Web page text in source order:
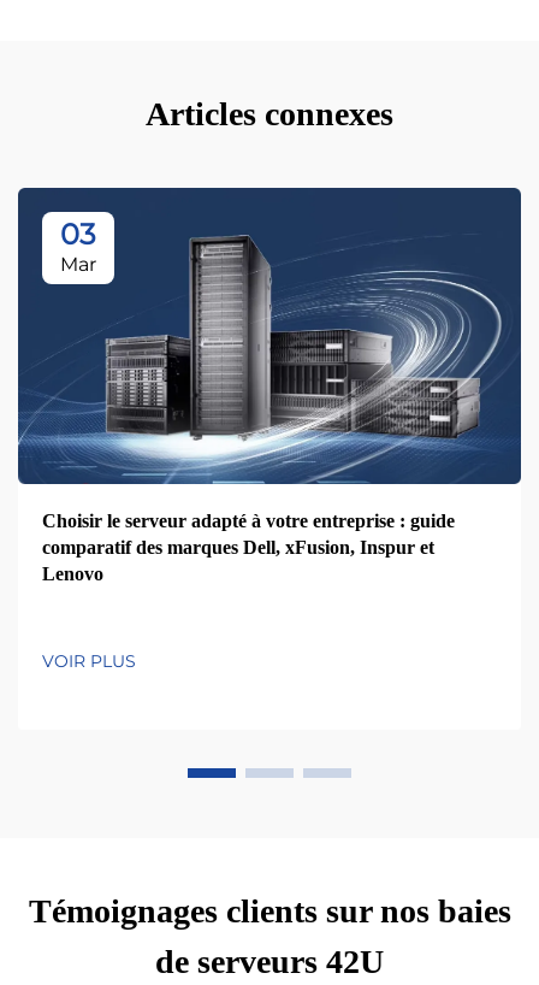
Articles connexes
03
Mar
Choisir le serveur adapté à votre entreprise : guide
comparatif des marques Dell, xFusion, Inspur et
Lenovo
VOIR PLUS
Témoignages clients sur nos baies
de serveurs 42U